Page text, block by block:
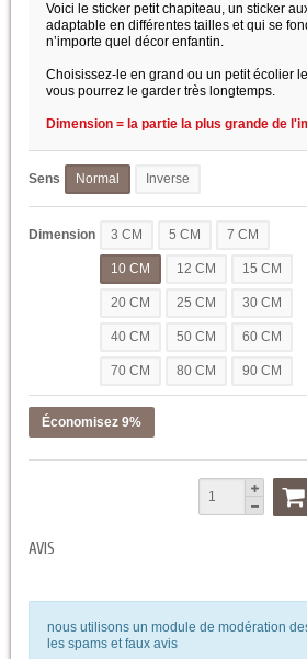
Voici le sticker petit chapiteau, un sticker
adaptable en différentes tailles et qui se
n’importe quel décor enfantin.
Choisissez-le en grand ou un petit écolier
vous pourrez le garder très longtemps.
Dimension = la partie la plus grande de
Sens Normal Inverse
Dimension 3 CM 5 CM 7 CM
10 CM 12 CM 15 CM
20 CM 25 CM 30 CM
40 CM 50 CM 60 CM
70 CM 80 CM 90 CM
Économisez 9%
AVIS
nous utilisons un module de modération
les spams et faux avis